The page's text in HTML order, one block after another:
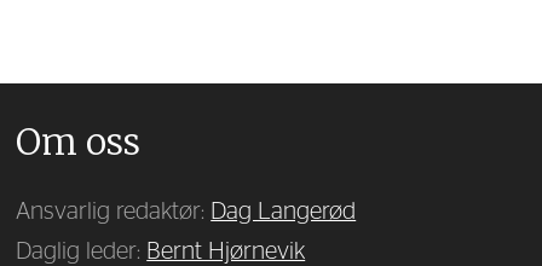
Om oss
Ansvarlig redaktør: Dag Langerød
Daglig leder: Bernt Hjørnevik